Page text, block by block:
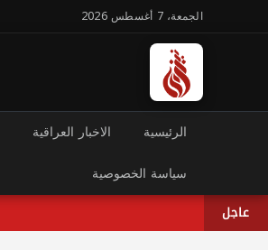
الجمعة، 7 أغسطس 2026
الرئيسية الاخبار العراقية
سياسة الخصوصية
عاجل